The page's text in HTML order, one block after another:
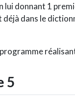
lui donnant 1
déjà dans le
5